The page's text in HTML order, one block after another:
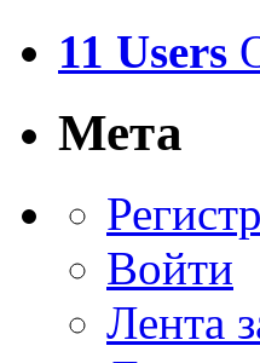
11 Users
Мета
Войти
Лента